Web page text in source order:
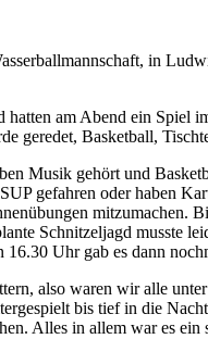
in
am Abend ein
geredet, Basketball,
Musik gehört und
gefahren oder haben
mitzumachen.
Schnitzeljagd musste
Uhr gab es dann
also waren wir alle
bis tief in die
Alles in allem war es